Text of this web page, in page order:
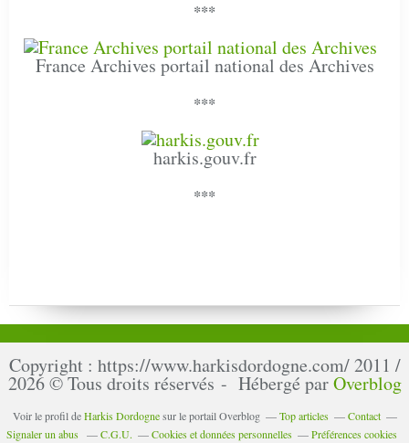
***
France Archives portail national des Archives
***
harkis.gouv.fr
***
Copyright : https://www.harkisdordogne.com/ 2011 /
2026 © Tous droits réservés - Hébergé parOverblog
Voir le profil deHarkis Dordognesur le portail Overblog Top articles
Contact
Signaler un abus
C.G.U. Cookies et données personnelles Préférences cookies